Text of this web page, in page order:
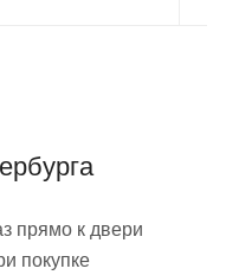
прямо к двери
покупке